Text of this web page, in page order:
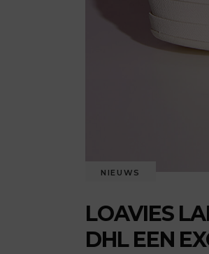
NIEUWS
LOAVIES
DHL EEN